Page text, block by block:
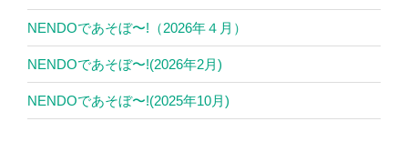
NENDOであそぼ〜!（2026年４月）
NENDOであそぼ〜!(2026年2月)
NENDOであそぼ〜!(2025年10月)